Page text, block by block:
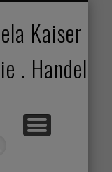
Kaiser
. Handel